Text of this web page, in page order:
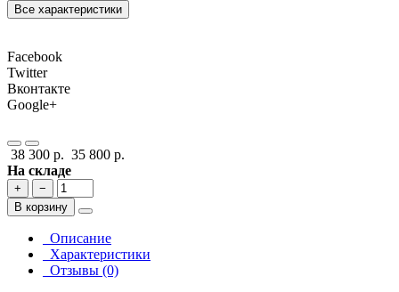
Все характеристики
Facebook
Twitter
Вконтакте
Google+
38 300 р. 35 800 р.
На складе
+
−
В корзину
Описание
Характеристики
Отзывы (0)